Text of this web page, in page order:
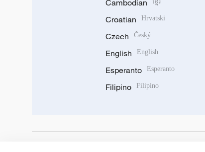
Cambodian
Croatian Hrvatski
Czech Český
English English
Esperanto Esperanto
Filipino Filipino